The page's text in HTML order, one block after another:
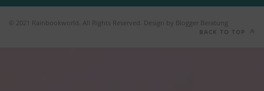
© 2021 Rainbookworld. All Rights Reserved. Design by Blogger Beratung
BACK TO TOP